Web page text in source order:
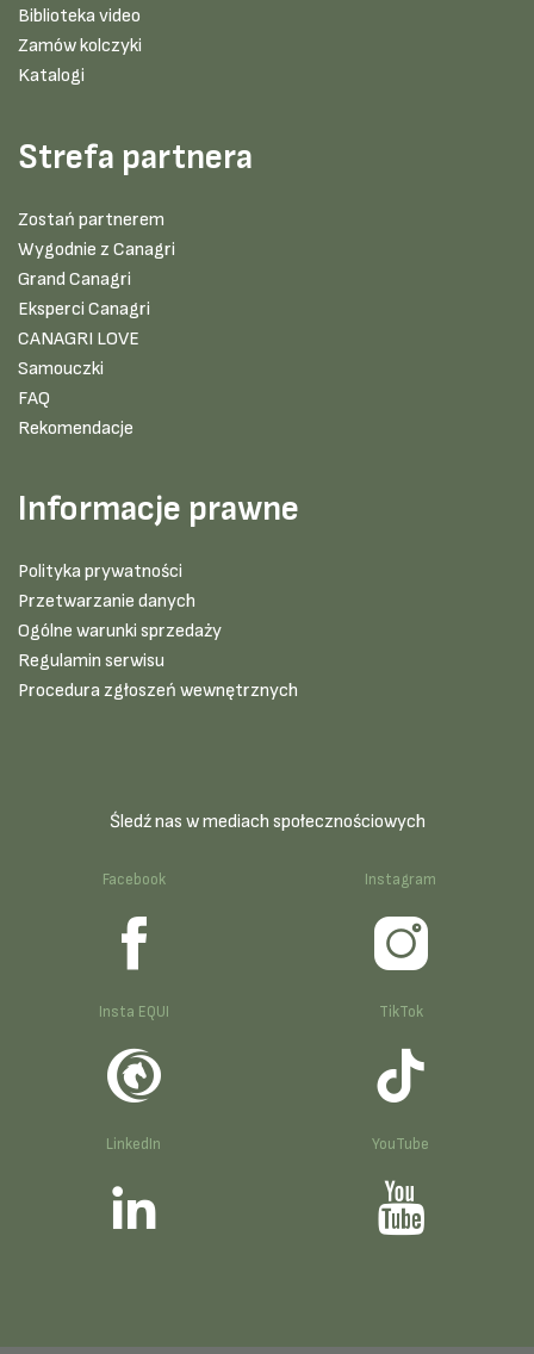
Biblioteka video
Zamów kolczyki
Katalogi
Strefa partnera
Zostań partnerem
Wygodnie z Canagri
Grand Canagri
Eksperci Canagri
CANAGRI LOVE
Samouczki
FAQ
Rekomendacje
Informacje prawne
Polityka prywatności
Przetwarzanie danych
Ogólne warunki sprzedaży
Regulamin serwisu
Procedura zgłoszeń wewnętrznych
Śledź nas w mediach społecznościowych
Facebook Instagram
Insta EQUI TikTok
LinkedIn YouTube